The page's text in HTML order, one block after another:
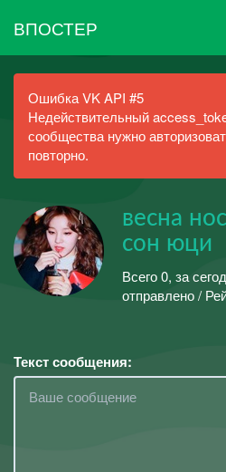
ВПОСТЕР
Ошибка VK API #5
Недействительный
сообщества нужно
повторно.
весна
сон юци
Всего 0, за
отправлено /
Текст сообщения: